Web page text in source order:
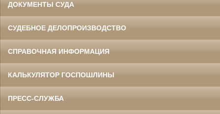
ДОКУМЕНТЫ СУДА
СУДЕБНОЕ ДЕЛОПРОИЗВОДСТВО
СПРАВОЧНАЯ ИНФОРМАЦИЯ
КАЛЬКУЛЯТОР ГОСПОШЛИНЫ
ПРЕСС-СЛУЖБА